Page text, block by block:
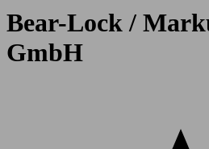
Bear-Lock /
GmbH